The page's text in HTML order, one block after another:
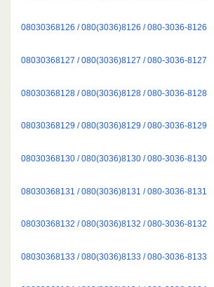
08030368126 / 080(3036)8126 / 080-3036-8126
08030368127 / 080(3036)8127 / 080-3036-8127
08030368128 / 080(3036)8128 / 080-3036-8128
08030368129 / 080(3036)8129 / 080-3036-8129
08030368130 / 080(3036)8130 / 080-3036-8130
08030368131 / 080(3036)8131 / 080-3036-8131
08030368132 / 080(3036)8132 / 080-3036-8132
08030368133 / 080(3036)8133 / 080-3036-8133